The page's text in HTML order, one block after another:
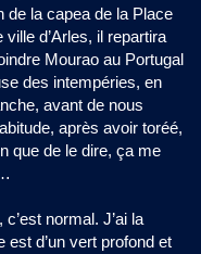
de la capea de la Place
d’Arles, il repartira
Mourao au Portugal
des intempéries, en
avant de nous
après avoir toréé,
que de le dire, ça me
normal. J’ai la
est d’un vert profond et